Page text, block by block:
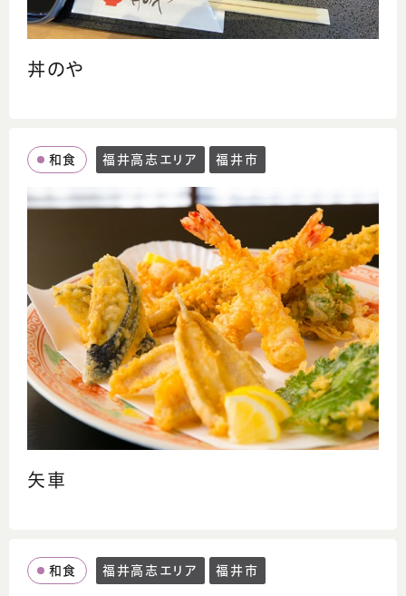
丼のや
和食 福井高志エリア 福井市
矢車
和食 福井高志エリア 福井市